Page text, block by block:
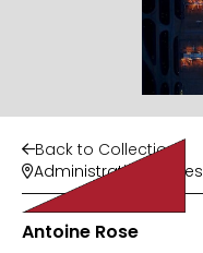
Back to Collection
Administrative Offices
Antoine Rose